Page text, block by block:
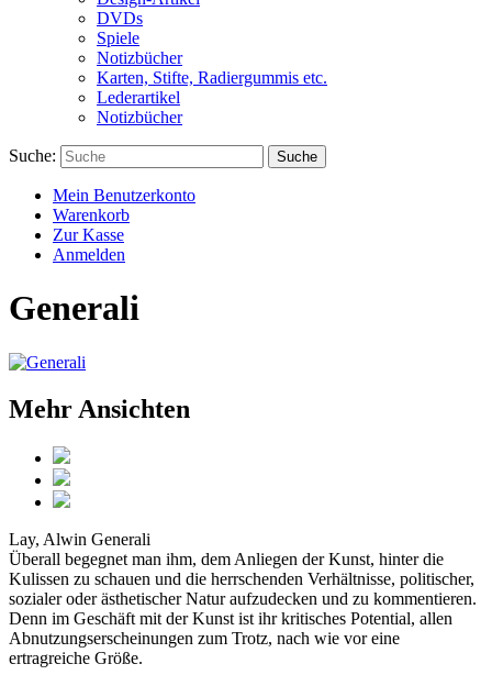
DVDs
Spiele
Notizbücher
Karten, Stifte, Radiergummis etc.
Lederartikel
Notizbücher
Suche: Suche
Mein Benutzerkonto
Warenkorb
Zur Kasse
Anmelden
Generali
Mehr Ansichten
Lay, Alwin Generali
Überall begegnet man ihm, dem Anliegen der Kunst, hinter die
Kulissen zu schauen und die herrschenden Verhältnisse, politischer,
sozialer oder ästhetischer Natur aufzudecken und zu kommentieren.
Denn im Geschäft mit der Kunst ist ihr kritisches Potential, allen
Abnutzungserscheinungen zum Trotz, nach wie vor eine
ertragreiche Größe.